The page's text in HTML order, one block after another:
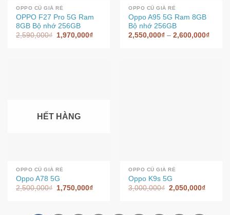
OPPO CŨ GIÁ RẺ
OPPO F27 Pro 5G Ram
8GB Bộ nhớ 256GB
2,590,000₫ 1,970,000₫
OPPO CŨ GIÁ RẺ
Oppo A95 5G Ram 8GB
Bộ nhớ 256GB
2,550,000₫ –2,600,000₫
HẾT HÀNG
OPPO CŨ GIÁ RẺ
Oppo A78 5G
2,500,000₫ 1,750,000₫
OPPO CŨ GIÁ RẺ
Oppo K9s 5G
3,000,000₫ 2,050,000₫